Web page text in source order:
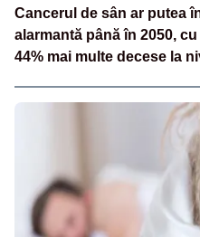
Cancerul de sân ar putea
alarmantă până în 2050,
44% mai multe decese la